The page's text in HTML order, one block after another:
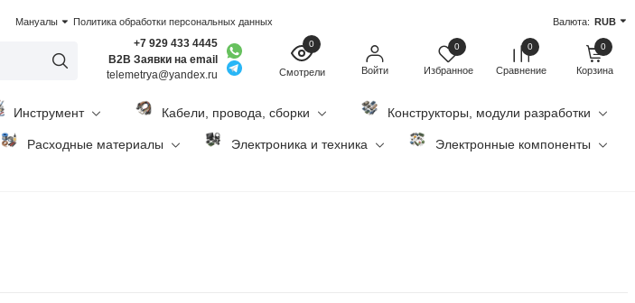
Мануалы Политика обработки персональных данных Валюта: RUB
+7 929 433 4445
B2B Заявки на email
telemetrya@yandex.ru
0
Смотрели Войти
0
Избранное
0
Сравнение
0
Корзина
Инструмент Кабели, провода, сборки Конструкторы, модули разработки
Расходные материалы Электроника и техника Электронные компоненты